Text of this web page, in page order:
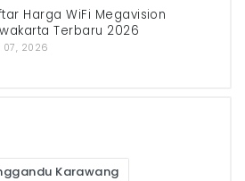
Harga WiFi Megavision
Terbaru 2026
07, 2026
Karawang